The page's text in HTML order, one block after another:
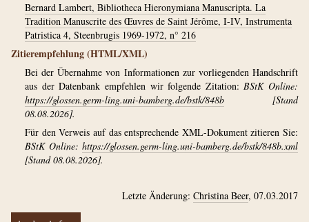
Bernard Lambert, Bibliotheca Hieronymiana Manuscripta. La
Tradition Manuscrite des Œuvres de Saint Jérôme, I-IV, Instrumenta
Patristica 4, Steenbrugis 1969-1972, n° 216
Zitierempfehlung (HTML/XML)
Bei der Übernahme von Informationen zur vorliegenden Handschrift
aus der Datenbank empfehlen wir folgende Zitation:BStK Online:
https://glossen.germ-ling.uni-bamberg.de/bstk/848b [Stand
08.08.2026].
Für den Verweis auf das entsprechende XML-Dokument zitieren Sie:
BStK Online: https://glossen.germ-ling.uni-bamberg.de/bstk/848b.xml
[Stand 08.08.2026].
Letzte Änderung: Christina Beer, 07.03.2017